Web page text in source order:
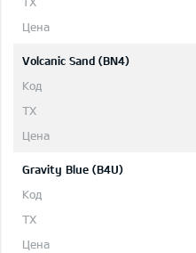
Volcanic Sand (BN4)
Gravity Blue (B4U)